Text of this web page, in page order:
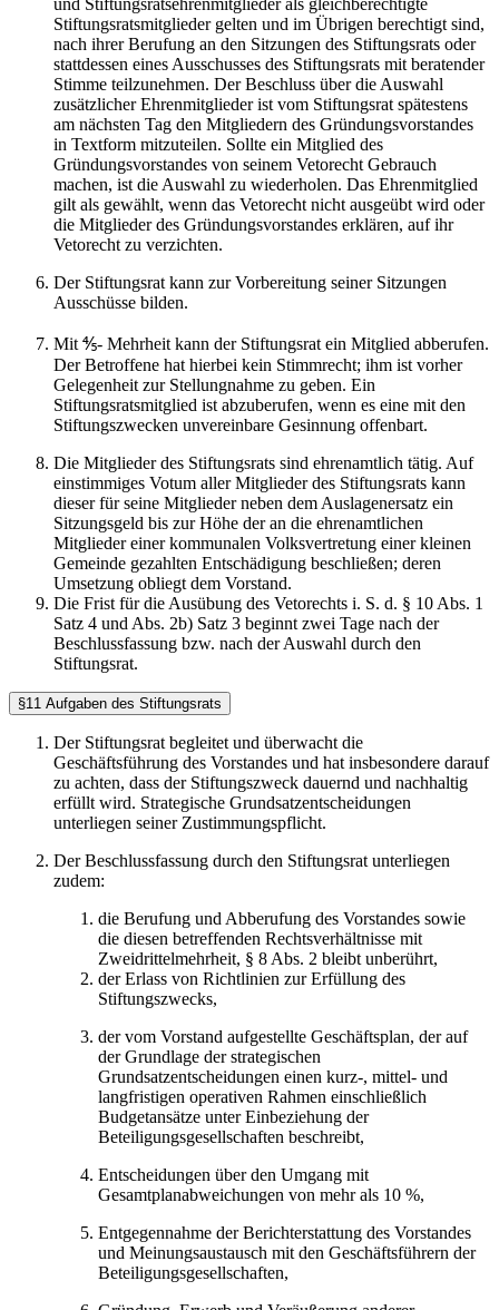
Stiftungsratsmitglieder gelten und im Übrigen berechtigt sind,
nach ihrer Berufung an den Sitzungen des Stiftungsrats oder
stattdessen eines Ausschusses des Stiftungsrats mit beratender
Stimme teilzunehmen. Der Beschluss über die Auswahl
zusätzlicher Ehrenmitglieder ist vom Stiftungsrat spätestens
am nächsten Tag den Mitgliedern des Gründungsvorstandes
in Textform mitzuteilen. Sollte ein Mitglied des
Gründungsvorstandes von seinem Vetorecht Gebrauch
machen, ist die Auswahl zu wiederholen. Das Ehrenmitglied
gilt als gewählt, wenn das Vetorecht nicht ausgeübt wird oder
die Mitglieder des Gründungsvorstandes erklären, auf ihr
Vetorecht zu verzichten.
Der Stiftungsrat kann zur Vorbereitung seiner Sitzungen
Ausschüsse bilden.
Mit ⅘- Mehrheit kann der Stiftungsrat ein Mitglied abberufen.
Der Betroffene hat hierbei kein Stimmrecht; ihm ist vorher
Gelegenheit zur Stellungnahme zu geben. Ein
Stiftungsratsmitglied ist abzuberufen, wenn es eine mit den
Stiftungszwecken unvereinbare Gesinnung offenbart.
Die Mitglieder des Stiftungsrats sind ehrenamtlich tätig. Auf
einstimmiges Votum aller Mitglieder des Stiftungsrats kann
dieser für seine Mitglieder neben dem Auslagenersatz ein
Sitzungsgeld bis zur Höhe der an die ehrenamtlichen
Mitglieder einer kommunalen Volksvertretung einer kleinen
Gemeinde gezahlten Entschädigung beschließen; deren
Umsetzung obliegt dem Vorstand.
Die Frist für die Ausübung des Vetorechts i. S. d. § 10 Abs. 1
Satz 4 und Abs. 2b) Satz 3 beginnt zwei Tage nach der
Beschlussfassung bzw. nach der Auswahl durch den
Stiftungsrat.
§11 Aufgaben des Stiftungsrats
Der Stiftungsrat begleitet und überwacht die
Geschäftsführung des Vorstandes und hat insbesondere darauf
zu achten, dass der Stiftungszweck dauernd und nachhaltig
erfüllt wird. Strategische Grundsatzentscheidungen
unterliegen seiner Zustimmungspflicht.
Der Beschlussfassung durch den Stiftungsrat unterliegen
zudem:
die Berufung und Abberufung des Vorstandes sowie
die diesen betreffenden Rechtsverhältnisse mit
Zweidrittelmehrheit, § 8 Abs. 2 bleibt unberührt,
der Erlass von Richtlinien zur Erfüllung des
Stiftungszwecks,
der vom Vorstand aufgestellte Geschäftsplan, der auf
der Grundlage der strategischen
Grundsatzentscheidungen einen kurz-, mittel- und
langfristigen operativen Rahmen einschließlich
Budgetansätze unter Einbeziehung der
Beteiligungsgesellschaften beschreibt,
Entscheidungen über den Umgang mit
Gesamtplanabweichungen von mehr als 10 %,
Entgegennahme der Berichterstattung des Vorstandes
und Meinungsaustausch mit den Geschäftsführern der
Beteiligungsgesellschaften,